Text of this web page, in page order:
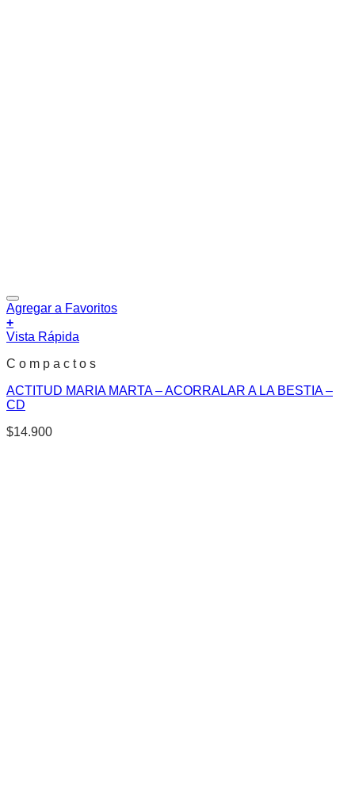
Agregar a Favoritos
+
Vista Rápida
C o m p a c t o s
ACTITUD MARIA MARTA – ACORRALAR A LA BESTIA –
CD
$14.900